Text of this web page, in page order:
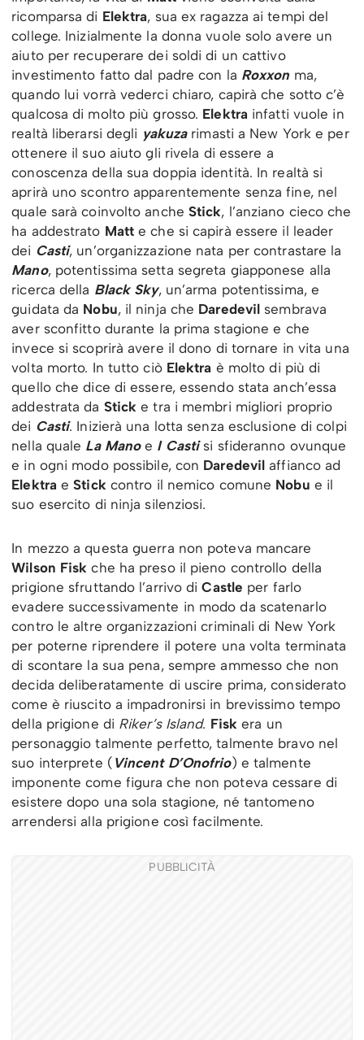
ricomparsa di Elektra, sua ex ragazza ai tempi del
college. Inizialmente la donna vuole solo avere un
aiuto per recuperare dei soldi di un cattivo
investimento fatto dal padre con la Roxxon ma,
quando lui vorrà vederci chiaro, capirà che sotto c’è
qualcosa di molto più grosso. Elektra infatti vuole in
realtà liberarsi degli yakuzarimasti a New York e per
ottenere il suo aiuto gli rivela di essere a
conoscenza della sua doppia identità. In realtà si
aprirà uno scontro apparentemente senza fine, nel
quale sarà coinvolto anche Stick, l’anziano cieco che
ha addestrato Matt e che si capirà essere il leader
dei Casti, un’organizzazione nata per contrastare la
Mano, potentissima setta segreta giapponese alla
ricerca della Black Sky, un’arma potentissima, e
guidata da Nobu, il ninja che Daredevil sembrava
aver sconfitto durante la prima stagione e che
invece si scoprirà avere il dono di tornare in vita una
volta morto. In tutto ciò Elektra è molto di più di
quello che dice di essere, essendo stata anch’essa
addestrata da Stick e tra i membri migliori proprio
dei Casti. Inizierà una lotta senza esclusione di colpi
nella quale La Manoe I Castisi sfideranno ovunque
e in ogni modo possibile, con Daredevil affianco ad
Elektrae Stick contro il nemico comune Nobu e il
suo esercito di ninja silenziosi.
In mezzo a questa guerra non poteva mancare
Wilson Fisk che ha preso il pieno controllo della
prigione sfruttando l’arrivo diCastle per farlo
evadere successivamente in modo da scatenarlo
contro le altre organizzazioni criminali di New York
per poterne riprendere il potere una volta terminata
di scontare la sua pena, sempre ammesso che non
decida deliberatamente di uscire prima, considerato
come è riuscito a impadronirsi in brevissimo tempo
della prigione di Riker’s Island. Fisk era un
personaggio talmente perfetto, talmente bravo nel
suo interprete ( Vincent D’Onofrio) e talmente
imponente come figura che non poteva cessare di
esistere dopo una sola stagione, né tantomeno
arrendersi alla prigione così facilmente.
PUBBLICITÀ